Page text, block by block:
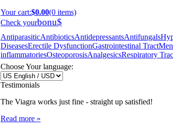
Your cart:$0.00(0 items)
Check yourbonu$
AntiparasiticAntibioticsAntidepressantsAntifungals
DiseasesErectile DysfunctionGastrointestinal Tract
inflammatoriesOsteoporosisAnalgesicsRespiratory
Choose Your language:
Testimonials
The Viagra works just fine - straight up satisfied!
Read more »